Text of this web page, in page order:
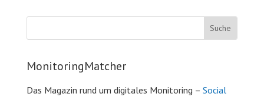
MonitoringMatcher
Das Magazin rund um digitales Monitoring – Social